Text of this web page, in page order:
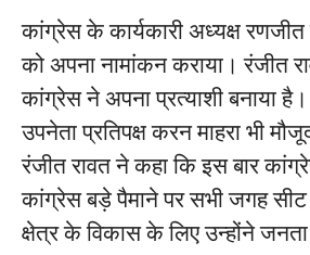
कांग्रेस के कार्यकारी अध्यक्ष
को अपना नामांकन कराया। रंजीत
कांग्रेस ने अपना प्रत्याशी बनाया
उपनेता प्रतिपक्ष करन माहरा भी
रंजीत रावत ने कहा कि इस बार
कांग्रेस बड़े पैमाने पर सभी जगह सीट
क्षेत्र के विकास के लिए उन्होंने जनता